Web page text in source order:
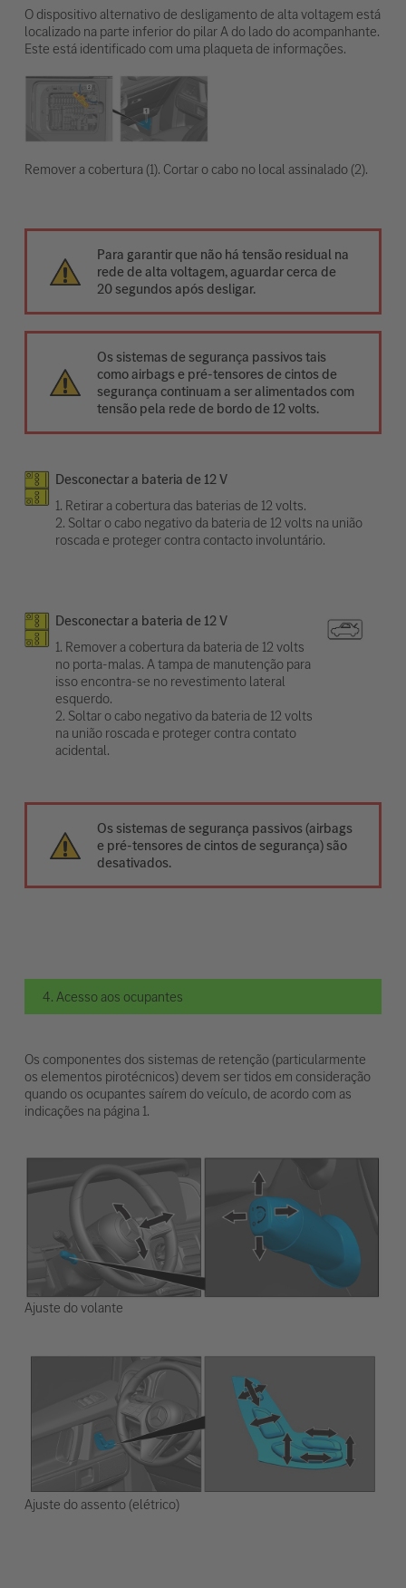
O dispositivo alternativo de desligamento de alta voltagem está
localizado na parte inferior do pilar A do lado do acompanhante.
Este está identificado com uma plaqueta de informações.
Remover a cobertura (1). Cortar o cabo no local assinalado (2).
Para garantir que não há tensão residual na
rede de alta voltagem, aguardar cerca de
20 segundos após desligar.
Os sistemas de segurança passivos tais
como airbags e pré-tensores de cintos de
segurança continuam a ser alimentados com
tensão pela rede de bordo de 12 volts.
Desconectar a bateria de 12 V
1. Retirar a cobertura das baterias de 12 volts.
2. Soltar o cabo negativo da bateria de 12 volts na união
roscada e proteger contra contacto involuntário.
Desconectar a bateria de 12 V
1. Remover a cobertura da bateria de 12 volts
no porta-malas. A tampa de manutenção para
isso encontra-se no revestimento lateral
esquerdo.
2. Soltar o cabo negativo da bateria de 12 volts
na união roscada e proteger contra contato
acidental.
Os sistemas de segurança passivos (airbags
e pré-tensores de cintos de segurança) são
desativados.
4. Acesso aos ocupantes
Os componentes dos sistemas de retenção (particularmente
os elementos pirotécnicos) devem ser tidos em consideração
quando os ocupantes saírem do veículo, de acordo com as
indicações na página 1.
Ajuste do volante
Ajuste do assento (elétrico)